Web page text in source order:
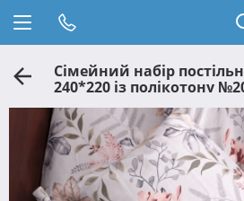
Сімейний набір
240*220 із полікотону
Черешенька™